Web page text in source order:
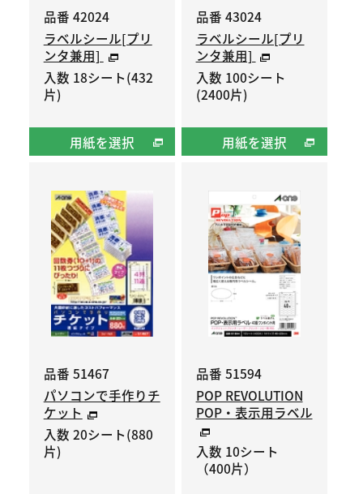
品番 42024
ラベルシール[プリ
ンタ兼用]
入数 18シート(432
片)
用紙を選択
品番 43024
ラベルシール[プリ
ンタ兼用]
入数 100シート
(2400片)
用紙を選択
品番 51467
パソコンで手作りチ
ケット
入数 20シート(880
片)
品番 51594
POP REVOLUTION
POP・表示用ラベル
入数 10シート
（400片）